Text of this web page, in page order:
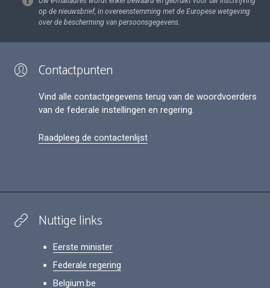
op de nieuwsbrief, in overeenstemming met de Europese wetgeving
over de bescherming van persoonsgegevens.
Contactpunten
Vind alle contactgegevens terug van de woordvoerders
van de federale instellingen en regering.
Raadpleeg de contactenlijst
Nuttige links
Eerste minister
Federale regering
Belgium.be